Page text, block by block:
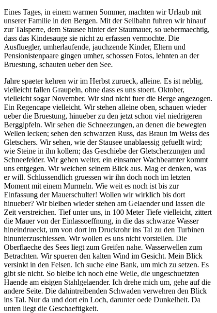
Eines Tages, in einem warmen Sommer, machten wir Urlaub mit
unserer Familie in den Bergen. Mit der Seilbahn fuhren wir hinauf
zur Talsperre, dem Stausee hinter der Staumauer, so uebermaechtig,
dass das Kindesauge sie nicht zu erfassen vermochte. Die
Ausfluegler, umherlaufende, jauchzende Kinder, Eltern und
Pensionistenpaare gingen umher, schossen Fotos, lehnten an der
Bruestung, schauten ueber den See.
Jahre spaeter kehren wir im Herbst zurueck, alleine. Es ist neblig,
vielleicht fallen Graupeln, ohne dass es uns stoert. Oktober,
vielleicht sogar November. Wir sind nicht fuer die Berge angezogen.
Ein Regencape vielleicht. Wir stehen alleine oben, schauen wieder
ueber die Bruestung, hinueber zu den jetzt schon viel niedrigeren
Berggipfeln. Wir sehen die Schneezungen, an denen die bewegten
Wellen lecken; sehen den schwarzen Russ, das Braun im Weiss des
Gletschers. Wir sehen, wie der Stausee unablaessig gefuellt wird;
wie Steine in ihn kollern; das Geschiebe der Gletscherzungen und
Schneefelder. Wir gehen weiter, ein einsamer Wachbeamter kommt
uns entgegen. Wir weichen seinem Blick aus. Mag er denken, was
er will. Schlussendlich gruessen wir ihn doch noch im letzten
Moment mit einem Murmeln. Wie weit es noch ist bis zur
Einfassung der Mauerschulter! Wollen wir wirklich bis dort
hinueber? Wir bleiben wieder stehen am Gelaender und lassen die
Zeit verstreichen. Tief unter uns, in 100 Meter Tiefe vielleicht, zittert
die Mauer von der Einlassoeffnung, in die das schwarze Wasser
hineindrueckt, um von dort im Druckrohr ins Tal zu den Turbinen
hinunterzuschiessen. Wir wollen es uns nicht vorstellen. Die
Oberflaeche des Sees liegt zum Greifen nahe. Wasserwellen zum
Betrachten. Wir spueren den kalten Wind im Gesicht. Mein Blick
versinkt in den Felsen. Ich suche eine Bank, um mich zu setzen. Es
gibt sie nicht. So bleibe ich noch eine Weile, die ungeschuetzten
Haende am eisigen Stahlgelaender. Ich drehe mich um, gehe auf die
andere Seite. Die dahintreibenden Schwaden verwehren den Blick
ins Tal. Nur da und dort ein Loch, darunter oede Dunkelheit. Da
unten liegt die Geschaeftigkeit.